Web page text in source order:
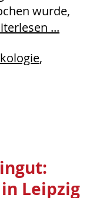
wurde,
...
Leipzig